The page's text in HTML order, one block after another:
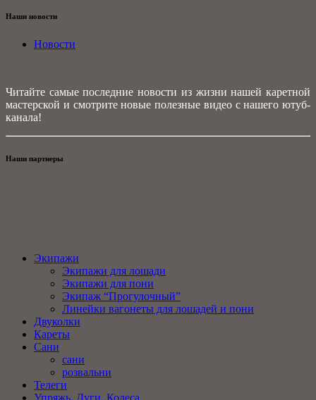
Наши новости
Новости
Читайте самые последние новости из жизни нашей каретной
мастерской и смотрите новые полезные видео с нашего ютуб-
канала!
Наши партнеры
Экипажи
Экипажи для лошади
Экипажи для пони
Экипаж “Прогулочный”
Линейки вагонеты для лошадей и пони
Двуколки
Кареты
Сани
сани
розвальни
Телеги
Упряжь. Дуги. Колеса